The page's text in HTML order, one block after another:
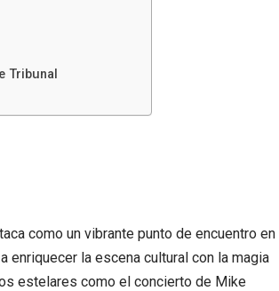
Tribunal
como un vibrante punto de encuentro en
enriquecer la escena cultural con la magia
estelares como el concierto de Mike